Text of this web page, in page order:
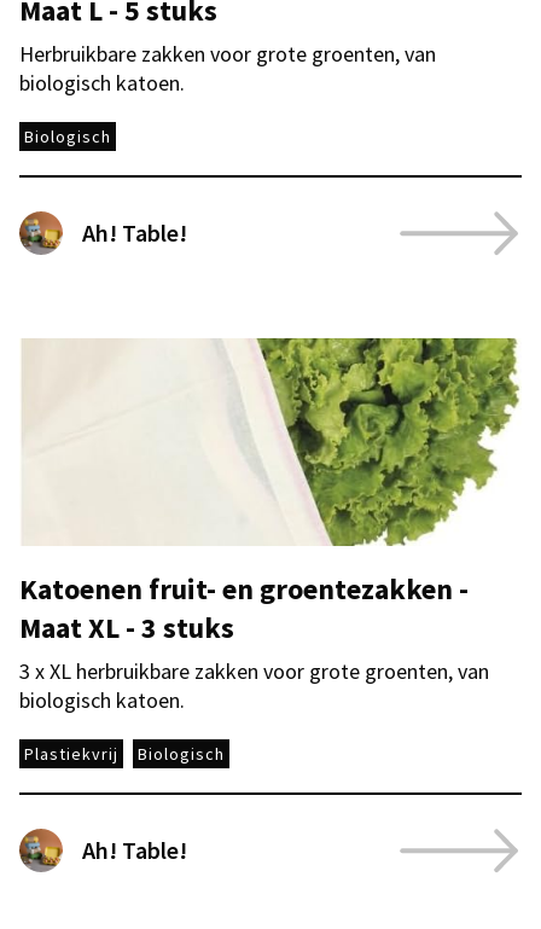
Maat L - 5 stuks
Herbruikbare zakken voor grote groenten, van
biologisch katoen.
Biologisch
Ah! Table!
Katoenen fruit- en groentezakken -
Maat XL - 3 stuks
3 x XL herbruikbare zakken voor grote groenten, van
biologisch katoen.
Plastiekvrij Biologisch
Ah! Table!